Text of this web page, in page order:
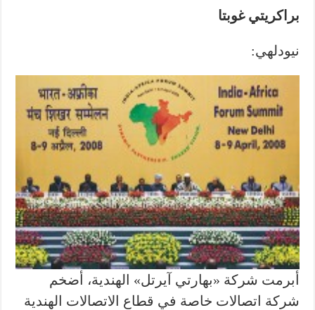
براكريتي غوبتا
نيودلهي:
أبرمت شركة «بهارتي آيرتل» الهندية، أضخم
شركة اتصالات خاصة في قطاع الاتصالات الهندية